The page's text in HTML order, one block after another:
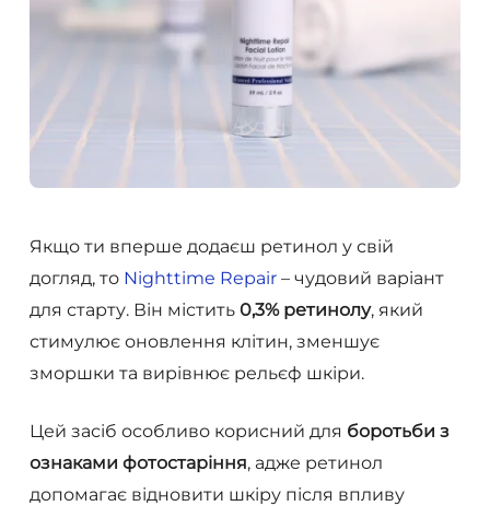
Якщо ти вперше додаєш ретинол у свій
догляд, то Nighttime Repair– чудовий варіант
для старту. Він містить 0,3% ретинолу, який
стимулює оновлення клітин, зменшує
зморшки та вирівнює рельєф шкіри.
Цей засіб особливо корисний для боротьби з
ознаками фотостаріння, адже ретинол
допомагає відновити шкіру після впливу